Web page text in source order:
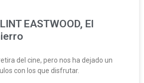
EASTWOOD, El
del cine, pero nos ha dejado un
con los que disfrutar.